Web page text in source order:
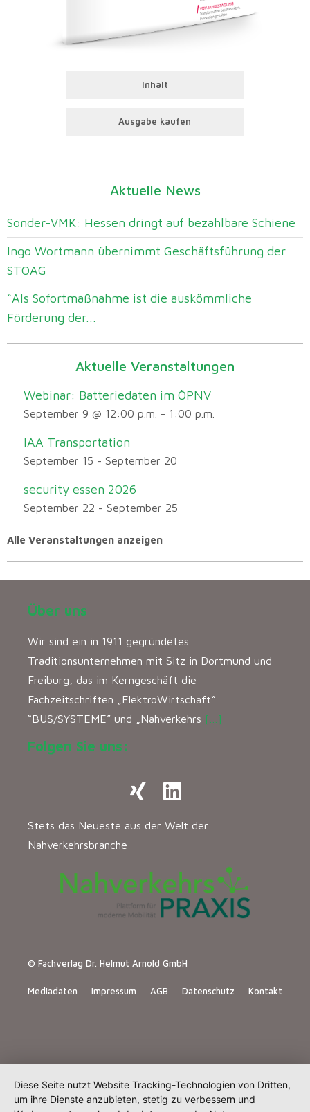
Inhalt
Ausgabe kaufen
Aktuelle News
Sonder-VMK: Hessen dringt auf bezahlbare Schiene
Ingo Wortmann übernimmt Geschäftsführung der
STOAG
“Als Sofortmaßnahme ist die auskömmliche
Förderung der...
Aktuelle Veranstaltungen
Webinar: Batteriedaten im ÖPNV
September 9 @ 12:00 p.m. - 1:00 p.m.
IAA Transportation
September 15 - September 20
security essen 2026
September 22 - September 25
Alle Veranstaltungen anzeigen
Über uns
Wir sind ein in 1911 gegründetes
Traditionsunternehmen mit Sitz in Dortmund und
Freiburg, das im Kerngeschäft die
Fachzeitschriften „ElektroWirtschaft“
“BUS/SYSTEME” und „Nahverkehrs […]
Folgen Sie uns:
Stets das Neueste aus der Welt der
Nahverkehrsbranche
© Fachverlag Dr. Helmut Arnold GmbH
Mediadaten Impressum AGB Datenschutz Kontakt
Diese Seite nutzt Website Tracking-Technologien von Dritten,
um ihre Dienste anzubieten, stetig zu verbessern und